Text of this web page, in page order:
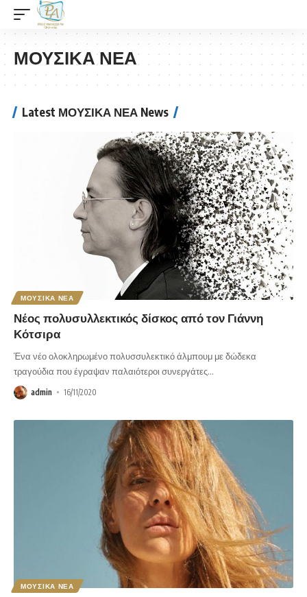
ΜΟΥΣΙΚΑ ΝΕΑ
Latest ΜΟΥΣΙΚΑ ΝΕΑ News
ΜΟΥΣΙΚΑ ΝΕΑ
Νέος πολυσυλλεκτικός δίσκος από τον Γιάννη
Κότσιρα
Ένα νέο ολοκληρωμένο πολυσσυλεκτικό άλμπουμ με δώδεκα
τραγούδια που έγραψαν παλαιότεροι συνεργάτες…
admin 16/11/2020
ΜΟΥΣΙΚΑ ΝΕΑ